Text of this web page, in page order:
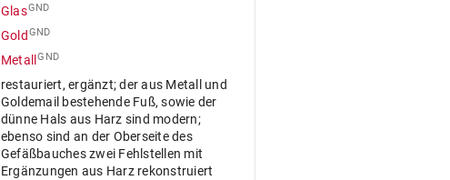
GlasGND
Gold GND
Metall GND
restauriert, ergänzt; der aus Metall und
Goldemail bestehende Fuß, sowie der
dünne Hals aus Harz sind modern;
ebenso sind an der Oberseite des
Gefäßbauches zwei Fehlstellen mit
Ergänzungen aus Harz rekonstruiert